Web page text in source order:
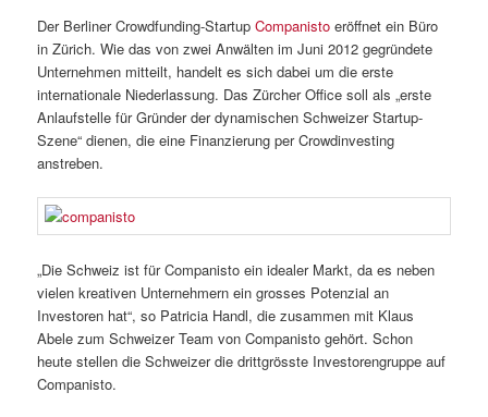
Der Berliner Crowdfunding-StartupCompanisto eröffnet ein Büro
in Zürich. Wie das von zwei Anwälten im Juni 2012 gegründete
Unternehmen mitteilt, handelt es sich dabei um die erste
internationale Niederlassung. Das Zürcher Office soll als „erste
Anlaufstelle für Gründer der dynamischen Schweizer Startup-
Szene“ dienen, die eine Finanzierung per Crowdinvesting
anstreben.
„Die Schweiz ist für Companisto ein idealer Markt, da es neben
vielen kreativen Unternehmern ein grosses Potenzial an
Investoren hat“, so Patricia Handl, die zusammen mit Klaus
Abele zum Schweizer Team von Companisto gehört. Schon
heute stellen die Schweizer die drittgrösste Investorengruppe auf
Companisto.